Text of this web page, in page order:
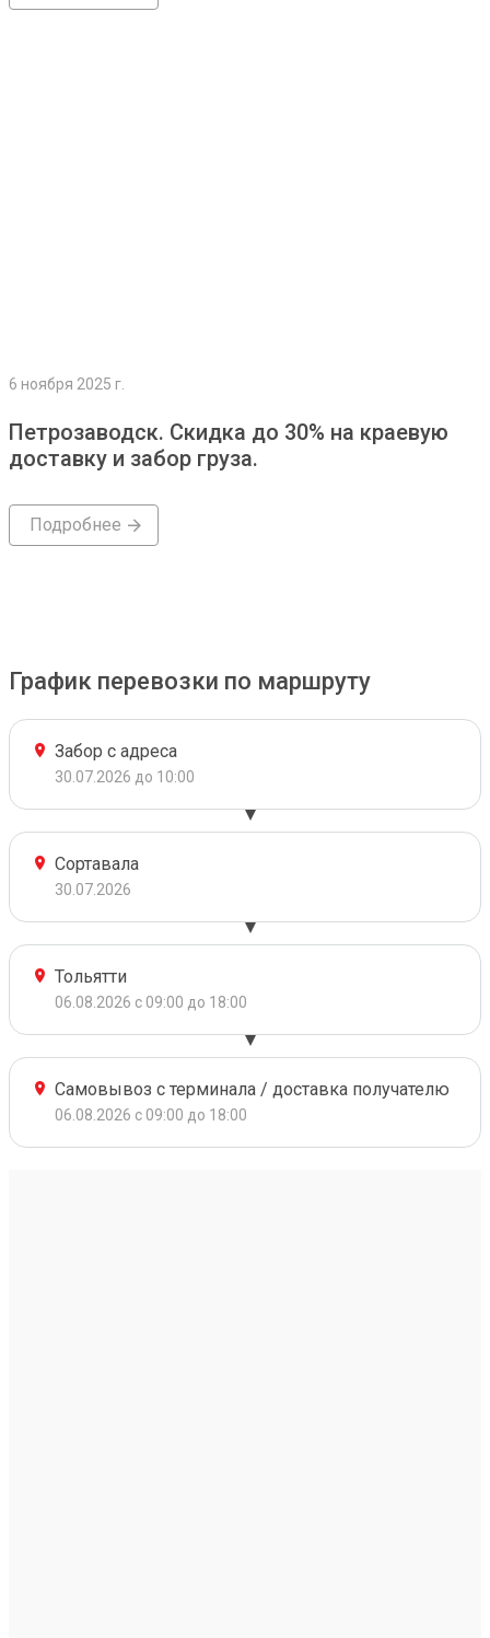
6 ноября 2025 г.
Петрозаводск. Скидка до 30% на краевую
доставку и забор груза.
Подробнее
График перевозки по маршруту
Забор с адреса
30.07.2026 до 10:00
Сортавала
30.07.2026
Тольятти
06.08.2026 с 09:00 до 18:00
Самовывоз с терминала / доставка получателю
06.08.2026 с 09:00 до 18:00